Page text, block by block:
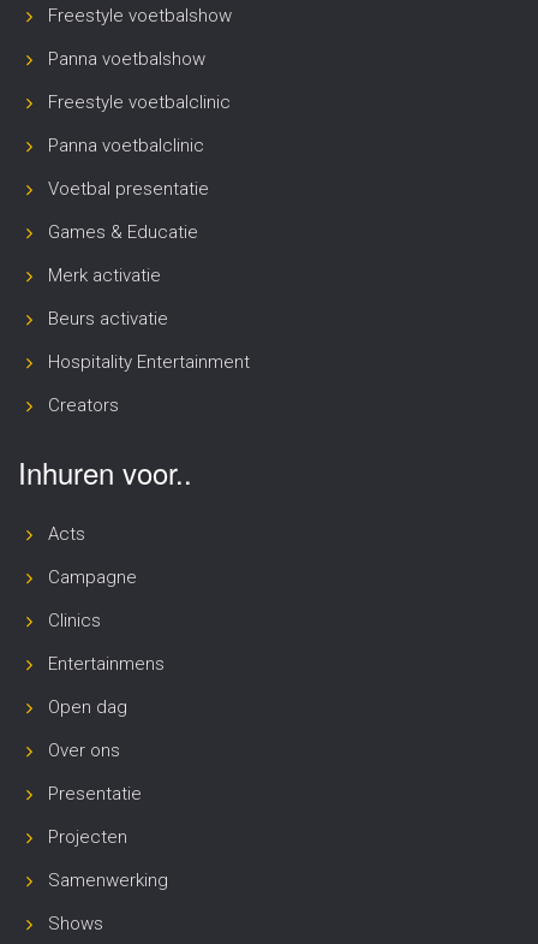
Freestyle voetbalshow
Panna voetbalshow
Freestyle voetbalclinic
Panna voetbalclinic
Voetbal presentatie
Games & Educatie
Merk activatie
Beurs activatie
Hospitality Entertainment
Creators
Inhuren voor..
Acts
Campagne
Clinics
Entertainmens
Open dag
Over ons
Presentatie
Projecten
Samenwerking
Shows